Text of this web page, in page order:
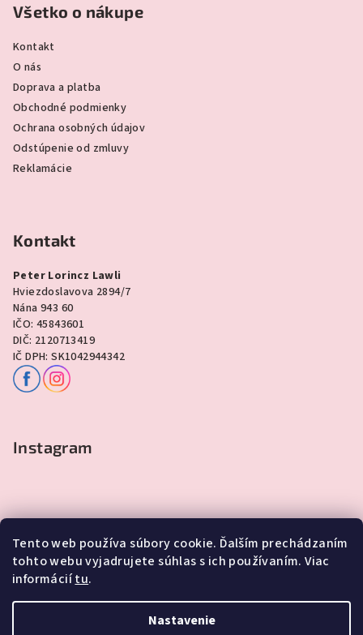
Tento web používa súbory cookie. Ďalším prechádzaním
tohto webu vyjadrujete súhlas s ich používaním. Viac
informáciítu.
Nastavenie
Všetko o nákupe
Kontakt
O nás
Doprava a platba
Obchodné podmienky
Ochrana osobných údajov
Odstúpenie od zmluvy
Reklamácie
Kontakt
Peter Lorincz Lawli
Hviezdoslavova 2894/7
Nána 943 60
IČO: 45843601
DIČ: 2120713419
IČ DPH: SK1042944342
Instagram
Sledovať na Instagrame